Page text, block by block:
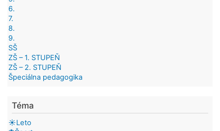
6.
7.
8.
9.
SŠ
ZŠ – 1. STUPEŇ
ZŠ – 2. STUPEŇ
Špeciálna pedagogika
Téma
☀️Leto